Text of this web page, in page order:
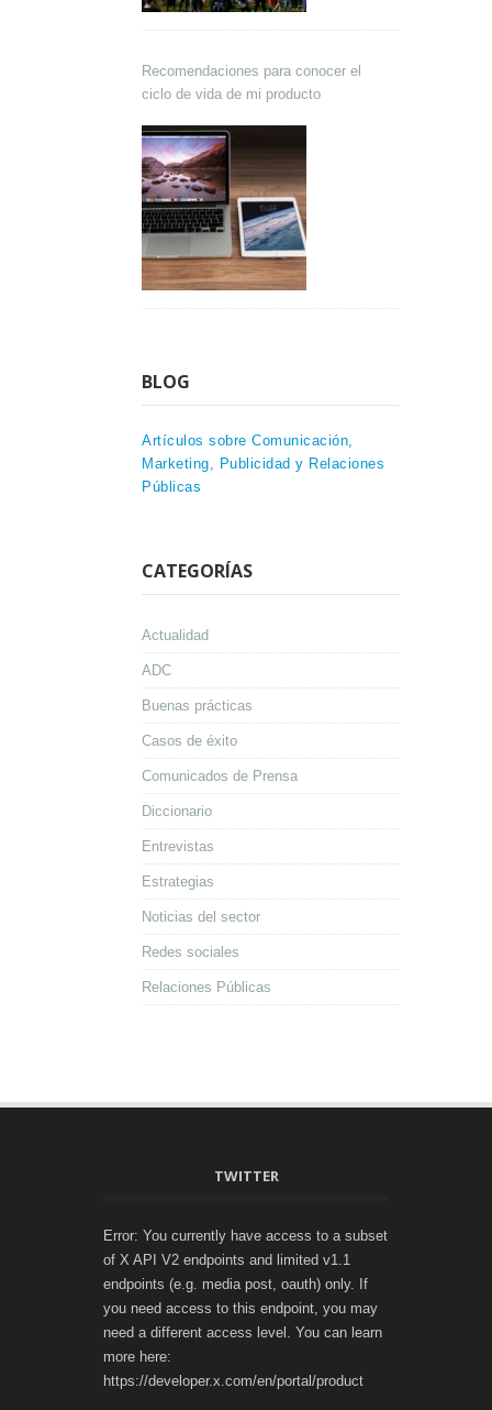
Recomendaciones para conocer el
ciclo de vida de mi producto
BLOG
Artículos sobre Comunicación,
Marketing, Publicidad y Relaciones
Públicas
CATEGORÍAS
Actualidad
ADC
Buenas prácticas
Casos de éxito
Comunicados de Prensa
Diccionario
Entrevistas
Estrategias
Noticias del sector
Redes sociales
Relaciones Públicas
TWITTER
Error: You currently have access to a subset
of X API V2 endpoints and limited v1.1
endpoints (e.g. media post, oauth) only. If
you need access to this endpoint, you may
need a different access level. You can learn
more here:
https://developer.x.com/en/portal/product